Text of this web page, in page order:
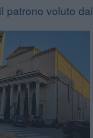
patrono voluto dai